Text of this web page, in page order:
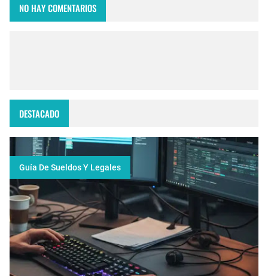
NO HAY COMENTARIOS
DESTACADO
Guía De Sueldos Y Legales